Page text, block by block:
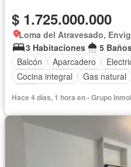
$ 1.725.000.000
Loma del Atravesado,
3 Habitaciones
5
Balcón
Aparcadero
Cocina integral
Gas natural
Hace 4 días, 1 hora en - Grupo